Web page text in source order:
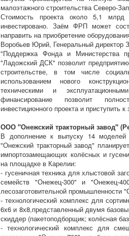
малоэтажного строительства Северо-
Стоимость проекта около 5,1
инвестировано. Заём ФРП может
направить на приобретение
Воробьев Юрий, Генеральный
"Поддержка Фонда и Министерства
"Ладожский ДСК" позволит
строительстве, в том числе
использованием нового
техническими и
финансирование позволит
инвестиционного проекта и приступить
ООО "Онежский тракторный завод"
В дополнение к выпуску 14 моделей
"Онежский тракторный завод"
импортозамещающих колёсных и
на площадке в Карелии:
- гусеничная техника для хлыстовой
семейств "Онежец-300" и "Онежец-
лесозаготовительной промышленности
- технологический комплекс для
6х6 и 8х8,представленный двумя
скиддер (пакетоподборщик; колёсная
- технологический комплекс для